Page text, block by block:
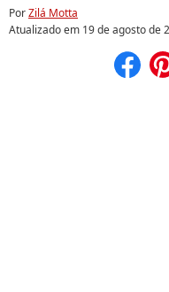
PorZilá Motta
Atualizado em 19 de agosto de